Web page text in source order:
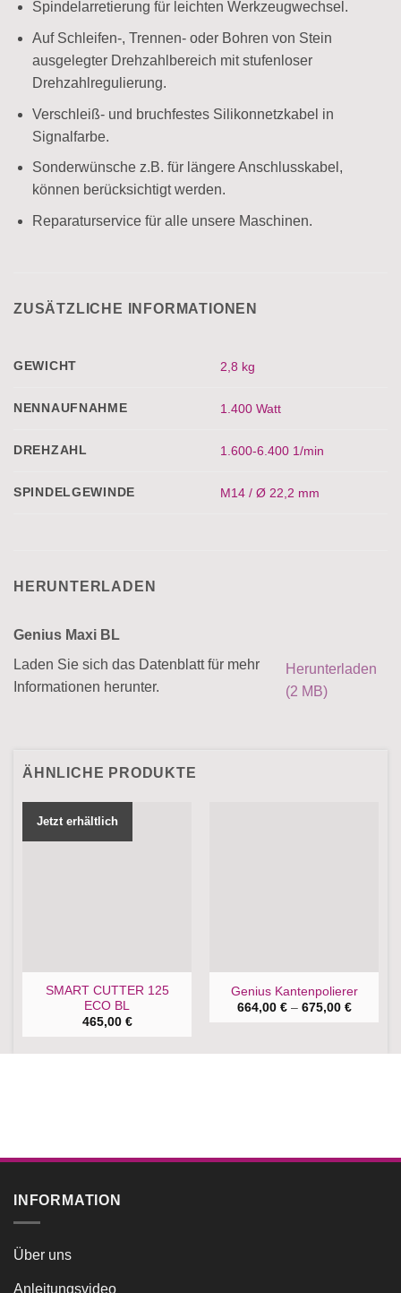
Spindelarretierung für leichten Werkzeugwechsel.
Auf Schleifen-, Trennen- oder Bohren von Stein
ausgelegter Drehzahlbereich mit stufenloser
Drehzahlregulierung.
Verschleiß- und bruchfestes Silikonnetzkabel in
Signalfarbe.
Sonderwünsche z.B. für längere Anschlusskabel,
können berücksichtigt werden.
Reparaturservice für alle unsere Maschinen.
ZUSÄTZLICHE INFORMATIONEN
GEWICHT 2,8 kg
NENNAUFNAHME 1.400 Watt
DREHZAHL 1.600-6.400 1/min
SPINDELGEWINDE M14 / Ø 22,2 mm
HERUNTERLADEN
Genius Maxi BL
Herunterladen
(2 MB)
Laden Sie sich das Datenblatt für mehr
Informationen herunter.
ÄHNLICHE PRODUKTE
Jetzt erhältlich
SMART CUTTER 125
ECO BL
465,00 €
Genius Kantenpolierer
664,00 € – 675,00 €Price
675,00 €
INFORMATION
Über uns
Anleitungsvideo